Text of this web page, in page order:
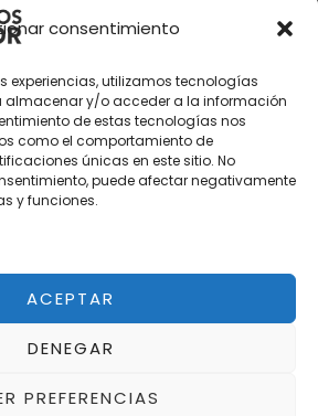
consentimiento
experiencias, utilizamos tecnologías
almacenar y/o acceder a la información
de estas tecnologías nos
como el comportamiento de
únicas en este sitio. No
puede afectar negativamente
y funciones.
ACEPTAR
DENEGAR
PREFERENCIAS
by SELECTO
08/2026 al 12/08/2026
10/2026 al 05/10/2026
10/2026 al 05/10/2026